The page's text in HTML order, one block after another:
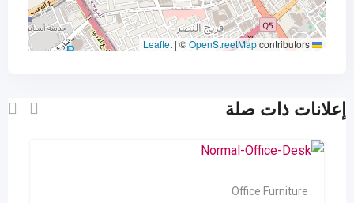
| ©OpenStreetMapcontributors
إعلانات ذات صلة
Office Furniture